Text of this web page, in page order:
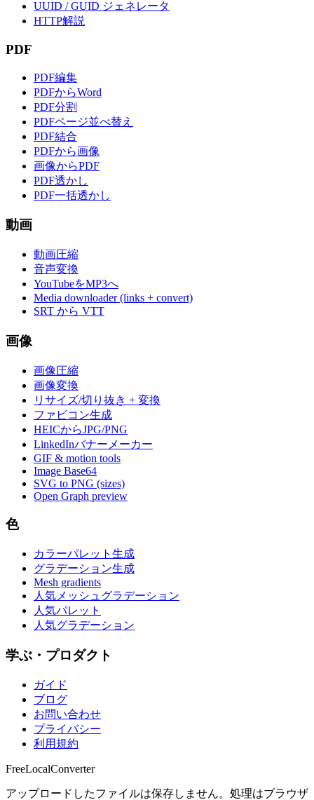
UUID / GUID ジェネレータ
HTTP解説
PDF
PDF編集
PDFからWord
PDF分割
PDFページ並べ替え
PDF結合
PDFから画像
画像からPDF
PDF透かし
PDF一括透かし
動画
動画圧縮
音声変換
YouTubeをMP3へ
Media downloader (links + convert)
SRT から VTT
画像
画像圧縮
画像変換
リサイズ/切り抜き + 変換
ファビコン生成
HEICからJPG/PNG
LinkedInバナーメーカー
GIF & motion tools
Image Base64
SVG to PNG (sizes)
Open Graph preview
色
カラーパレット生成
グラデーション生成
Mesh gradients
人気メッシュグラデーション
人気パレット
人気グラデーション
学ぶ・プロダクト
ガイド
ブログ
お問い合わせ
プライバシー
利用規約
FreeLocalConverter
アップロードしたファイルは保存しません。処理はブラウザ